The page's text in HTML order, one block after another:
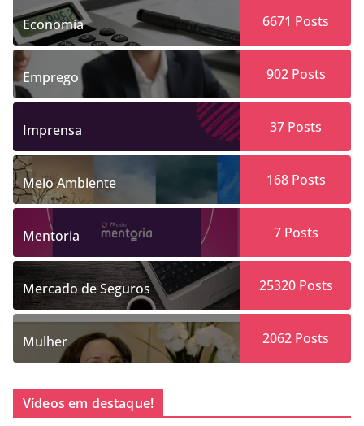
Economia 6671 Posts
Emprego 902Posts
Imprensa 37 Posts
Meio Ambiente 168Posts
Mentoria 7Posts
Mercado de Seguros 25320Posts
Mulher 2062 Posts
Vídeos em destaque!